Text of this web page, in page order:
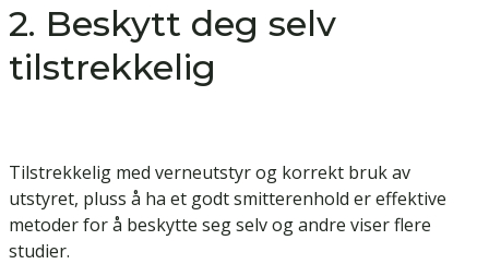
2. Beskytt deg selv
tilstrekkelig
Tilstrekkelig med verneutstyr og korrekt bruk av
utstyret, pluss å ha et godt smitterenhold er effektive
metoder for å beskytte seg selv og andre viser flere
studier.